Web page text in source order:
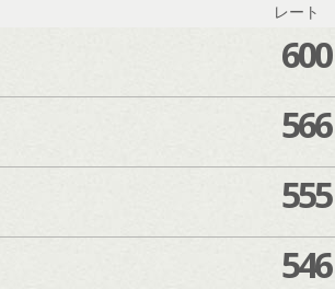
レート
600
566
555
546